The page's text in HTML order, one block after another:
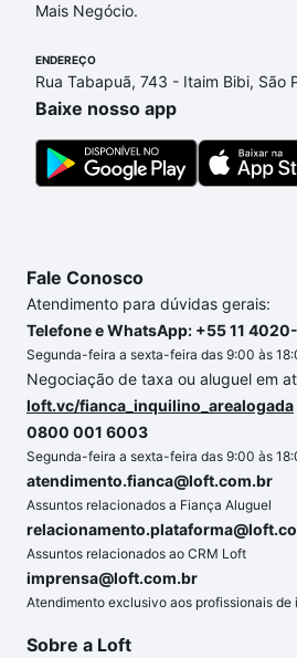
Mais Negócio.
ENDEREÇO
Rua Tabapuã, 743 - Itaim Bibi, São
Baixe nosso app
Fale Conosco
Atendimento para dúvidas gerais:
Telefone e WhatsApp: +55 11
Segunda-feira a sexta-feira das 9:00 às
Negociação de taxa ou aluguel em
loft.vc/fianca_inquilino_arealogada
0800 001 6003
Segunda-feira a sexta-feira das 9:00 às
atendimento.fianca@loft.com.br
Assuntos relacionados a Fiança Aluguel
Assuntos relacionados ao CRM Loft
imprensa@loft.com.br
Atendimento exclusivo aos profissionais de
Sobre a Loft